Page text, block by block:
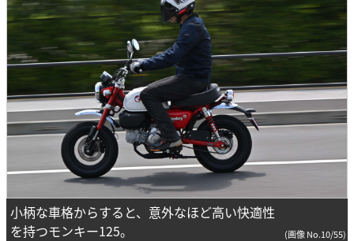
小柄な車格からすると、意外なほど高い快適性
を持つモンキー125。
(画像 No.10/55)